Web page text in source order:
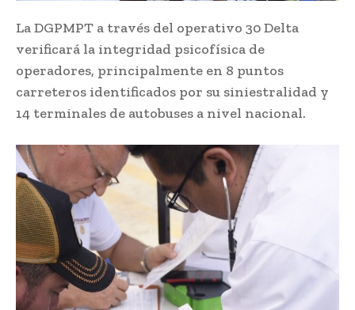
La DGPMPT a través del operativo 30 Delta
verificará la integridad psicofísica de
operadores, principalmente en 8 puntos
carreteros identificados por su siniestralidad y
14 terminales de autobuses a nivel nacional.